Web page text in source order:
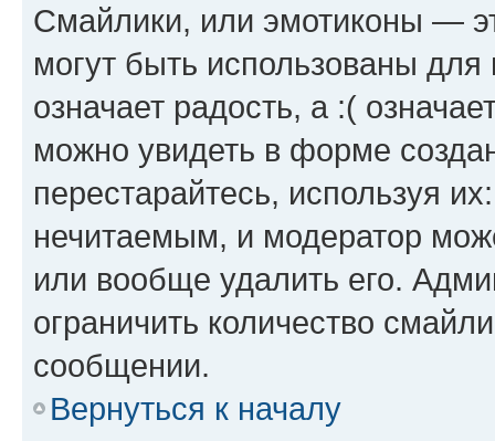
Смайлики, или эмотиконы —
могут быть использованы
означает радость, а :(
можно увидеть в форме
перестарайтесь, используя
нечитаемым, и модератор
или вообще удалить его.
ограничить количество
сообщении.
Вернуться к началу